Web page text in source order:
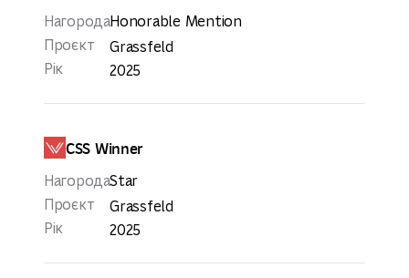
НагородаHonorable Mention
Проєкт
Grassfeld
Рік
2025
CSS Winner
НагородаStar
Проєкт
Grassfeld
Рік
2025